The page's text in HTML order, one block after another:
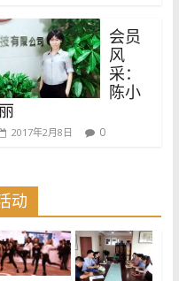
会员
风
采：
陈小
丽
2017年2月8日 0
动